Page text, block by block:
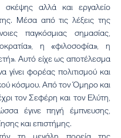
αλλά και εργαλείο
Μέσα από τις λέξεις της
παγκόσμιας σημασίας,
η «φιλοσοφία», η
Αυτό είχε ως αποτέλεσμα
φορέας πολιτισμού και
κόσμου. Από τον Όμηρο και
τον Σεφέρη και τον Ελύτη,
έγινε πηγή έμπνευσης,
και επιστήμης.